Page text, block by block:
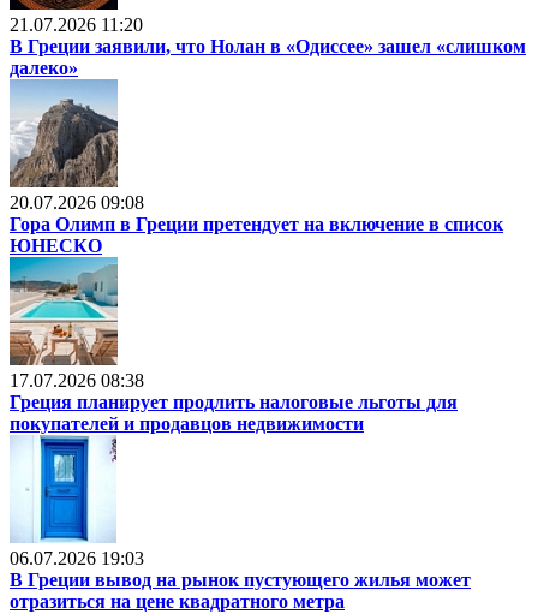
21.07.2026 11:20
В Греции заявили, что Нолан в «Одиссее» зашел «слишком
далеко»
20.07.2026 09:08
Гора Олимп в Греции претендует на включение в список
ЮНЕСКО
17.07.2026 08:38
Греция планирует продлить налоговые льготы для
покупателей и продавцов недвижимости
06.07.2026 19:03
В Греции вывод на рынок пустующего жилья может
отразиться на цене квадратного метра